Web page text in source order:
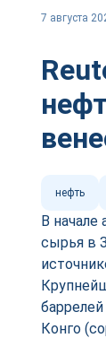
7 августа
нефть
В начале
сырья в
Конго